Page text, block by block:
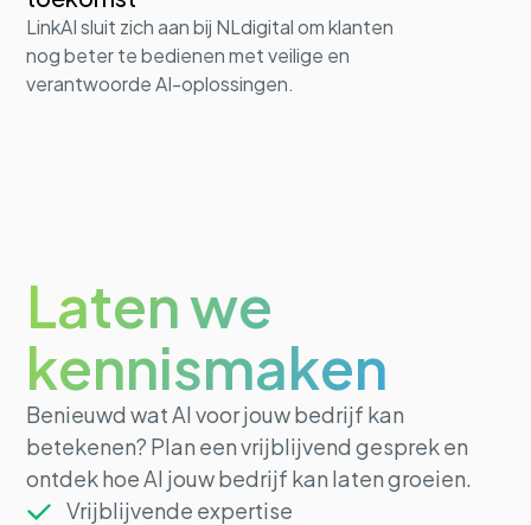
LinkAI sluit zich aan bij NLdigital om klanten
nog beter te bedienen met veilige en
verantwoorde AI-oplossingen.
Laten we
kennismaken
Benieuwd wat AI voor jouw bedrijf kan
betekenen? Plan een vrijblijvend gesprek en
ontdek hoe AI jouw bedrijf kan laten groeien.
Vrijblijvende expertise